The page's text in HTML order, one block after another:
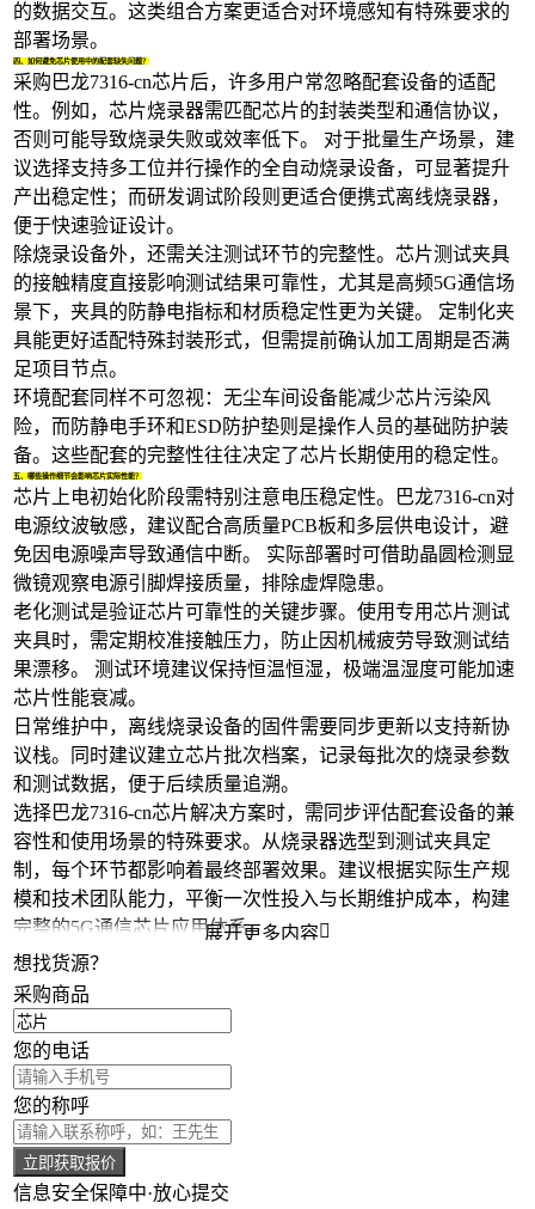
的数据交互。这类组合方案更适合对环境感知有特殊要求的
部署场景。
四、如何避免芯片使用中的配套缺失问题？
采购巴龙7316-cn芯片后，许多用户常忽略配套设备的适配
性。例如， 芯片烧录器需匹配芯片的封装类型和通信协议，
否则可能导致烧录失败或效率低下。 对于批量生产场景，建
议选择支持多工位并行操作的全自动烧录设备，可显著提升
产出稳定性；而研发调试阶段则更适合便携式离线烧录器，
便于快速验证设计。
除烧录设备外，还需关注测试环节的完整性。 芯片测试夹具
的接触精度直接影响测试结果可靠性，尤其是高频5G通信场
景下，夹具的防静电指标和材质稳定性更为关键。 定制化夹
具能更好适配特殊封装形式，但需提前确认加工周期是否满
足项目节点。
环境配套同样不可忽视： 无尘车间设备能减少芯片污染风
险，而 防静电手环和ESD防护垫则是操作人员的基础防护装
备。这些配套的完整性往往决定了芯片长期使用的稳定性。
五、哪些操作细节会影响芯片实际性能？
芯片上电初始化阶段需特别注意电压稳定性。巴龙7316-cn对
电源纹波敏感，建议配合高质量PCB板和多层供电设计，避
免因电源噪声导致通信中断。 实际部署时可借助晶圆检测显
微镜观察电源引脚焊接质量，排除虚焊隐患。
老化测试是验证芯片可靠性的关键步骤。使用专用芯片测试
夹具时，需定期校准接触压力，防止因机械疲劳导致测试结
果漂移。 测试环境建议保持恒温恒湿，极端温湿度可能加速
芯片性能衰减。
日常维护中， 离线烧录设备的固件需要同步更新以支持新协
议栈。同时建议建立芯片批次档案，记录每批次的烧录参数
和测试数据，便于后续质量追溯。
选择巴龙7316-cn芯片解决方案时，需同步评估配套设备的兼
容性和使用场景的特殊要求。从烧录器选型到测试夹具定
制，每个环节都影响着最终部署效果。建议根据实际生产规
模和技术团队能力，平衡一次性投入与长期维护成本，构建
完整的5G通信芯片应用体系。
展开更多内容
想找货源？
采购商品
您的电话
您的称呼
立即获取报价
信息安全保障中·放心提交